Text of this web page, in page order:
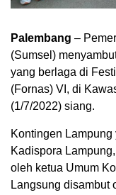
Palembang –
(Sumsel)
yang berlaga di
(Fornas) VI, di
(1/7/2022) siang.
Kontingen
Kadispora
oleh ketua Umum
Langsung disambut